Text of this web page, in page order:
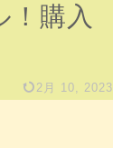
購入
2月 10, 2023